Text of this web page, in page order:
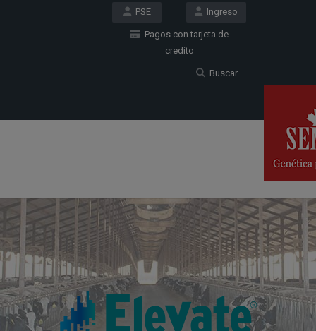
Ingreso
PSE
Pagos con tarjeta de
credito
Buscar